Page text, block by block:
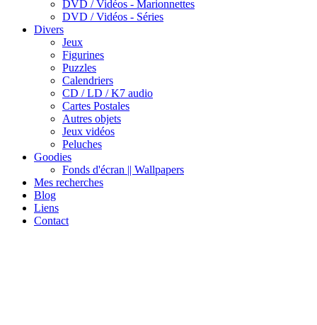
DVD / Vidéos - Marionnettes
DVD / Vidéos - Séries
Divers
Jeux
Figurines
Puzzles
Calendriers
CD / LD / K7 audio
Cartes Postales
Autres objets
Jeux vidéos
Peluches
Goodies
Fonds d'écran || Wallpapers
Mes recherches
Blog
Liens
Contact